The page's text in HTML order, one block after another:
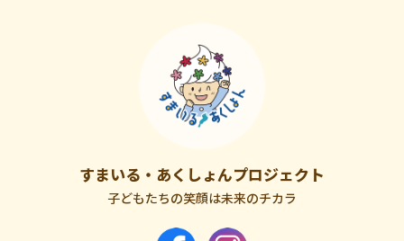
すまいる・あくしょんプロジェクト
子どもたちの笑顔は未来のチカラ